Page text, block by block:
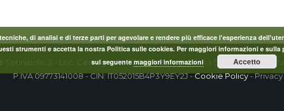
Setinaiola, 3 - Loc. Cervognano 53045 Montepulciano (Siena) Toscana
P.IVA 09773141008 - CIN: IT052015B4P3Y9EY2J -Cookie Policy-
di analisi e di terze parti per agevolare e rendere più efficace l'esperienza
strumenti e accetta la nostra Politica sulle cookies. Per maggiori informazioni e
sul seguente maggiori informazioni Accetto